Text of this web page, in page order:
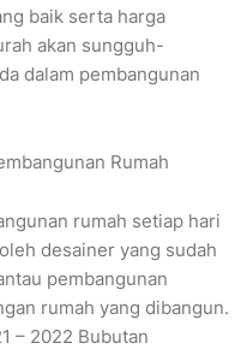
baik serta harga
akan sungguh-
dalam pembangunan
Rumah
rumah setiap hari
desainer yang sudah
pembangunan
rumah yang dibangun.
– 2022 Bubutan